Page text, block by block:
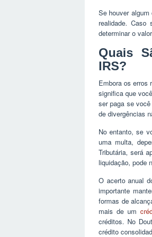
Se houver
realidade. Caso
determinar o
Quais
IRS?
Embora os erros
significa que
ser paga se
de divergências
No entanto, se
uma multa,
Tributária, será
liquidação, pode
O acerto anual
importante
formas de
mais de um
créditos. No
crédito